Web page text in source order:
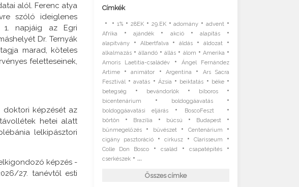
alól. Ferenc atya
szóló ideiglenes
1. napjáig az Egri
Dr. Ternyák
marad, köteles
feletteseinek,
doktori képzését az
hetei alatt
lelkipásztori
képzés -
27. tanévtől esti
Címkék
• •1% • 28EK • 29.EK•adomány •advent •
Afrika •ajándék • akció• alapítás•
alapítvány• Albertfalva •áldás •áldozat •
alkalmazás•állandó •állás • álom • Amerika •
Amoris Laetitia-családév•
Ángel Fernández
Artime•animátor •Argentína •
Ars Sacra
Fesztivál•avatás • Ázsia • beiktatás • béke•
betegség • bevándorlók• bíboros •
bicentenárium • boldoggáavatás•
boldoggáavatási eljárás • BoscoFeszt •
börtön • Brazília • búcsú • Budapest •
bűnmegelőzés• bűvészet• Centenárium •
cigány pasztoráció• cirkusz•Clarisseum •
Colle Don Bosco• család •csapatépítés •
cserkészek• ...
Összes címke